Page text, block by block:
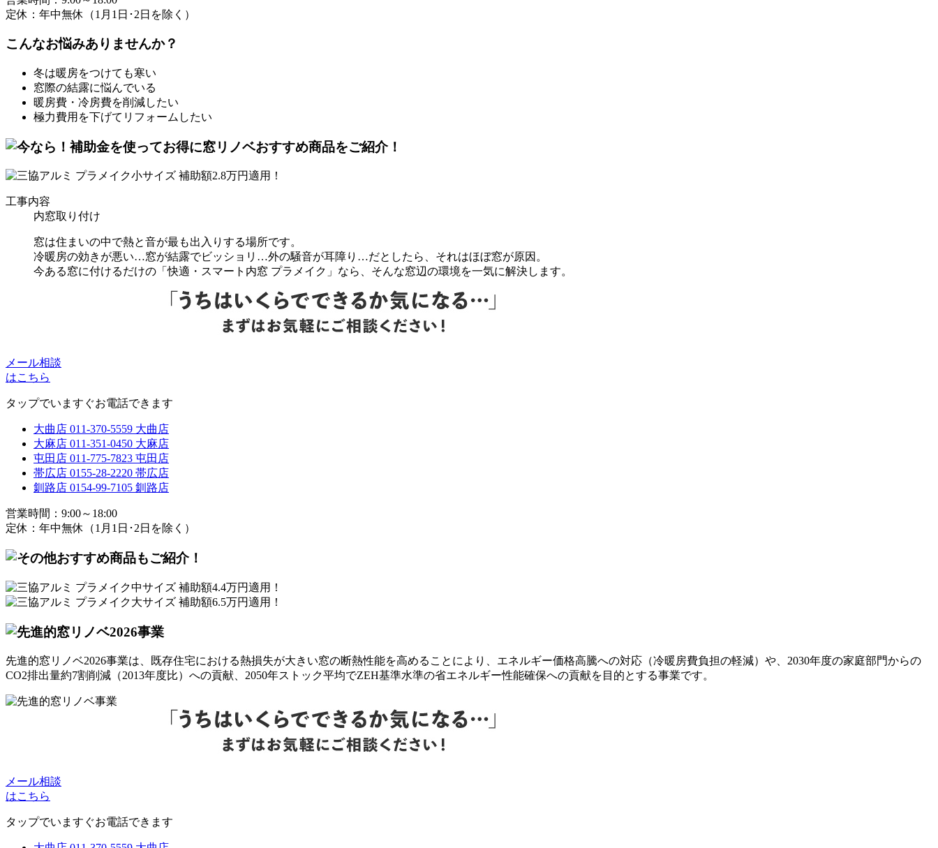
定休：年中無休（1月1日･2日を除く）
こんなお悩みありませんか？
冬は暖房をつけても寒い
窓際の結露に悩んでいる
暖房費・冷房費を削減したい
極力費用を下げてリフォームしたい
工事内容
内窓取り付け
窓は住まいの中で熱と音が最も出入りする場所です。
冷暖房の効きが悪い…窓が結露でビッショリ…外の騒音が耳障り…だとしたら、それはほぼ窓が原因。
今ある窓に付けるだけの「快適・スマート内窓 プラメイク」なら、そんな窓辺の環境を一気に解決します。
メール相談
はこちら
タップでいますぐお電話できます
大曲店 011-370-5559 大曲店
大麻店 011-351-0450 大麻店
屯田店 011-775-7823 屯田店
帯広店 0155-28-2220 帯広店
釧路店 0154-99-7105 釧路店
営業時間：9:00～18:00
定休：年中無休（1月1日･2日を除く）
先進的窓リノベ2026事業は、既存住宅における熱損失が大きい窓の断熱性能を高めることにより、エネルギー価格高騰への対応（冷暖房費負担の軽減）や、2030年度の家庭部門からの
CO2排出量約7割削減（2013年度比）への貢献、2050年ストック平均でZEH基準水準の省エネルギー性能確保への貢献を目的とする事業です。
メール相談
はこちら
タップでいますぐお電話できます